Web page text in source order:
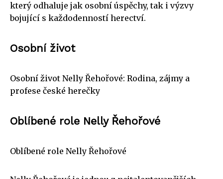
který odhaluje jak osobní úspěchy, tak i výzvy
bojující s každodenností herectví.
Osobní život
Osobní život Nelly Řehořové: Rodina, zájmy a
profese české herečky
Oblíbené role Nelly Řehořové
Oblíbené role Nelly Řehořové